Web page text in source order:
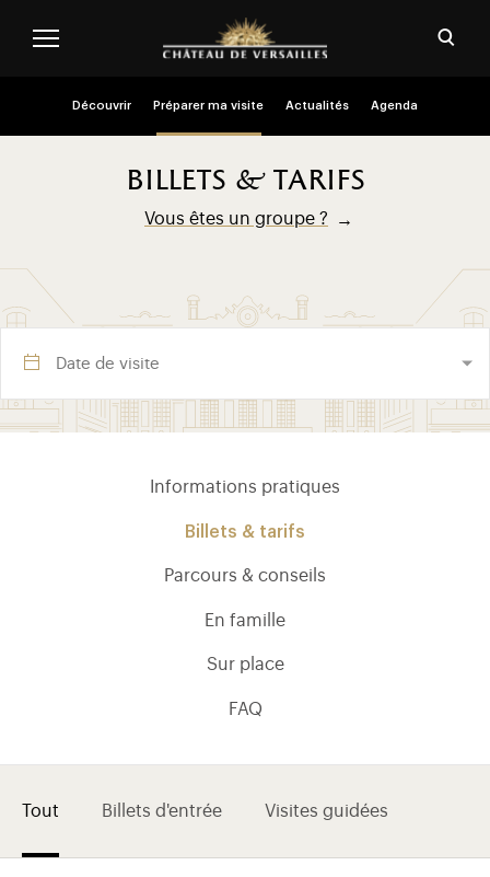
Découvrir Préparer ma visite Actualités Agenda
billets & tarifs
Vous êtes un groupe ?
Visite section (FR)
Informations pratiques
Billets & tarifs
Parcours & conseils
En famille
Sur place
FAQ
Tout Billets d'entrée Visites guidées